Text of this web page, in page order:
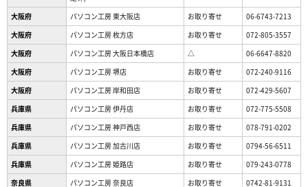
大阪府 パソコン工房 東大阪店 お取り寄せ
06-6743-7213
大阪府
パソコン工房 枚方店 お取り寄せ
072-805-3557
大阪府
パソコン工房 大阪日本橋店 △
06-6647-8820
大阪府
パソコン工房 堺店 お取り寄せ
072-240-9116
大阪府
パソコン工房 岸和田店 お取り寄せ
072-429-5607
兵庫県
パソコン工房 伊丹店 お取り寄せ
072-775-5508
兵庫県
パソコン工房 神戸西店 お取り寄せ
078-791-0202
兵庫県
パソコン工房 加古川店 お取り寄せ
0794-56-6511
兵庫県
パソコン工房 姫路店 お取り寄せ
079-243-0778
奈良県
パソコン工房 奈良店 お取り寄せ
0742-81-9131